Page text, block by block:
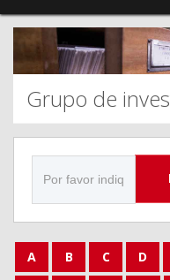
Grupo de
A B C D